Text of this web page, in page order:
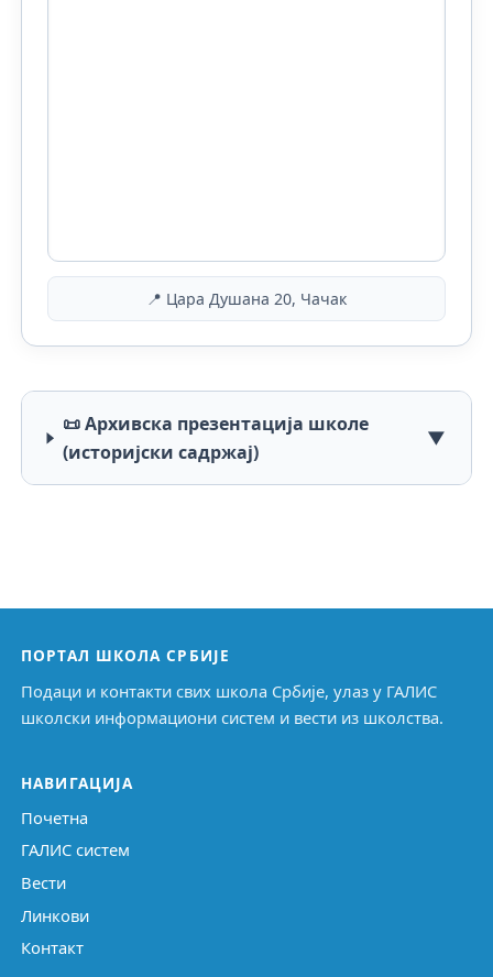
📍 Цара Душана 20, Чачак
📜 Архивска презентација школе
(историјски садржај)
▼
ПОРТАЛ ШКОЛА СРБИЈЕ
Подаци и контакти свих школа Србије, улаз у ГАЛИС
школски информациони систем и вести из школства.
НАВИГАЦИЈА
Почетна
ГАЛИС систем
Вести
Линкови
Контакт